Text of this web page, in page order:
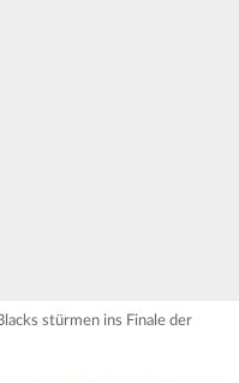
stürmen ins Finale der